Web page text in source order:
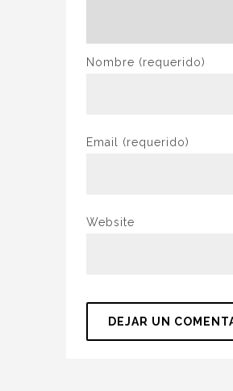
Nombre (requerido)
Email (requerido)
Website